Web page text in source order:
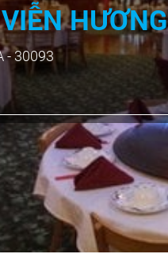
HƯƠNG
- 30093